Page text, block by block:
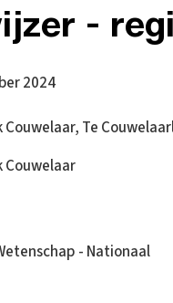
-
2024
Te
- Nationaal